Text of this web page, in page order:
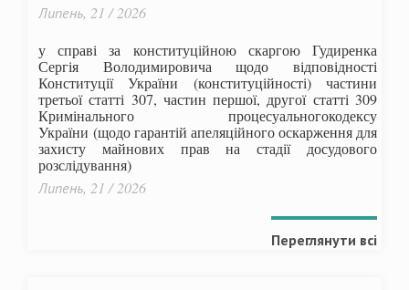
Липень, 21 / 2026
у справі за конституційною скаргою Гудиренка
Сергія Володимировича щодо відповідності
Конституції України (конституційності) частини
третьої статті 307, частин першої, другої статті 309
Кримінального процесуальногокодексу
України (щодо гарантій апеляційного оскарження для
захисту майнових прав на стадії досудового
розслідування)
Липень, 21 / 2026
Переглянути всі